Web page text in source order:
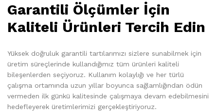
Garantili Ölçümler İçin
Kaliteli Ürünleri Tercih Edin
Yüksek doğruluk garantili tartılarımızı sizlere sunabilmek için
üretim süreçlerinde kullandığımız tüm ürünleri kaliteli
bileşenlerden seçiyoruz. Kullanım kolaylığı ve her türlü
çalışma ortamında uzun yıllar boyunca sağlamlığından ödün
vermeden ilk günkü kalitesinde çalışmaya devam edebilmesini
hedefleyerek üretimlerimizi gerçekleştiriyoruz.